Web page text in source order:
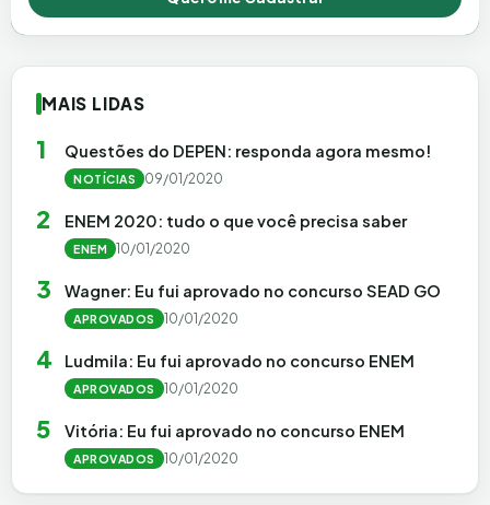
MAIS LIDAS
1 Questões do DEPEN: responda agora mesmo!
NOTÍCIAS 09/01/2020
2 ENEM 2020: tudo o que você precisa saber
ENEM 10/01/2020
3 Wagner: Eu fui aprovado no concurso SEAD GO
APROVADOS 10/01/2020
4 Ludmila: Eu fui aprovado no concurso ENEM
APROVADOS 10/01/2020
5 Vitória: Eu fui aprovado no concurso ENEM
APROVADOS 10/01/2020